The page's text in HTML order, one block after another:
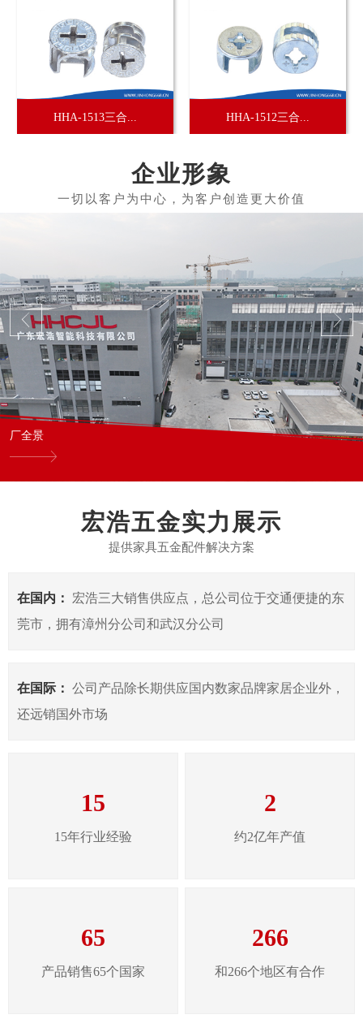
HHA-1513三合... HHA-1512三合...
企业形象
厂全景
宏浩五金实力展示
提供家具五金配件解决方案
在国内：
宏浩三大销售供应点，总公司位于交通便捷的东
莞市，拥有漳州分公司和武汉分公司
在国际： 公司产品除长期供应国内数家品牌家居企业外，
还远销国外市场
15
15年行业经验
2
约2亿年产值
65
产品销售65个国家
266
和266个地区有合作